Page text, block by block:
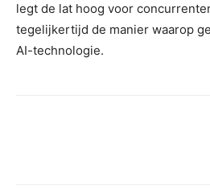
legt de lat hoog voor
tegelijkertijd de manier waarop
AI-technologie.